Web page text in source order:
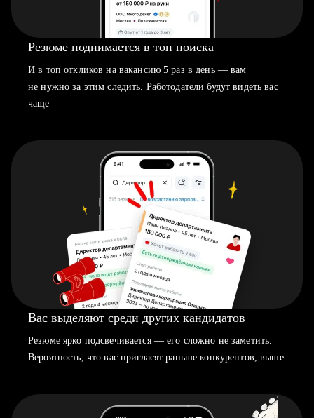
Резюме поднимается в топ поиска
И в топ откликов на вакансию 5 раз в день — вам
не нужно за этим следить. Работодатели будут видеть вас
чаще
Вас выделяют среди других кандидатов
Резюме ярко подсвечивается — его сложно не заметить.
Вероятность, что вас пригласят раньше конкурентов, выше